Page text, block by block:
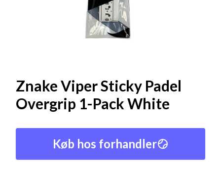
Znake Viper Sticky Padel
Overgrip 1-Pack White
Køb hos forhandler